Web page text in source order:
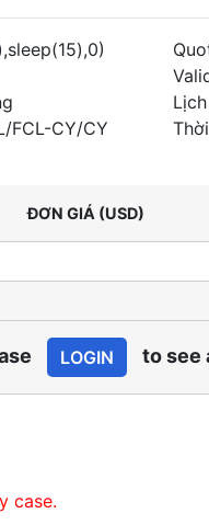
FCL-CY/CY
ĐƠN GIÁ (USD)
LOGIN to see
case.